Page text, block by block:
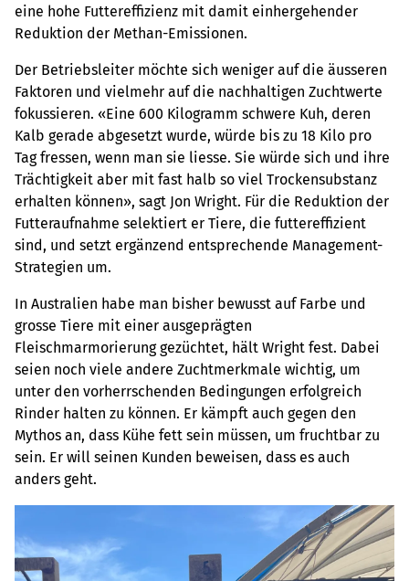
eine hohe Futtereffizienz mit damit einhergehender
Reduktion der Methan-Emissionen.
Der Betriebsleiter möchte sich weniger auf die äusseren
Faktoren und vielmehr auf die nachhaltigen Zuchtwerte
fokussieren. «Eine 600 Kilogramm schwere Kuh, deren
Kalb gerade abgesetzt wurde, würde bis zu 18 Kilo pro
Tag fressen, wenn man sie liesse. Sie würde sich und ihre
Trächtigkeit aber mit fast halb so viel Trockensubstanz
erhalten können», sagt Jon Wright. Für die Reduktion der
Futteraufnahme selektiert er Tiere, die futtereffizient
sind, und setzt ergänzend entsprechende Management-
Strategien um.
In Australien habe man bisher bewusst auf Farbe und
grosse Tiere mit einer ausgeprägten
Fleischmarmorierung gezüchtet, hält Wright fest. Dabei
seien noch viele andere Zuchtmerkmale wichtig, um
unter den vorherrschenden Bedingungen erfolgreich
Rinder halten zu können. Er kämpft auch gegen den
Mythos an, dass Kühe fett sein müssen, um fruchtbar zu
sein. Er will seinen Kunden beweisen, dass es auch
anders geht.